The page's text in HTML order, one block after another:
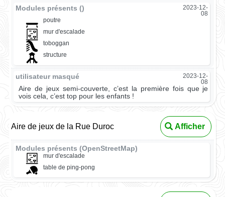
Modules présents ()
2023-12-
08
poutre
mur d'escalade
toboggan
structure
utilisateur masqué
2023-12-
08
Aire de jeux semi-couverte, c’est la première fois que je
vois cela, c’est top pour les enfants !
Aire de jeux de la Rue Duroc Afficher
Modules présents (OpenStreetMap)
mur d'escalade
table de ping-pong